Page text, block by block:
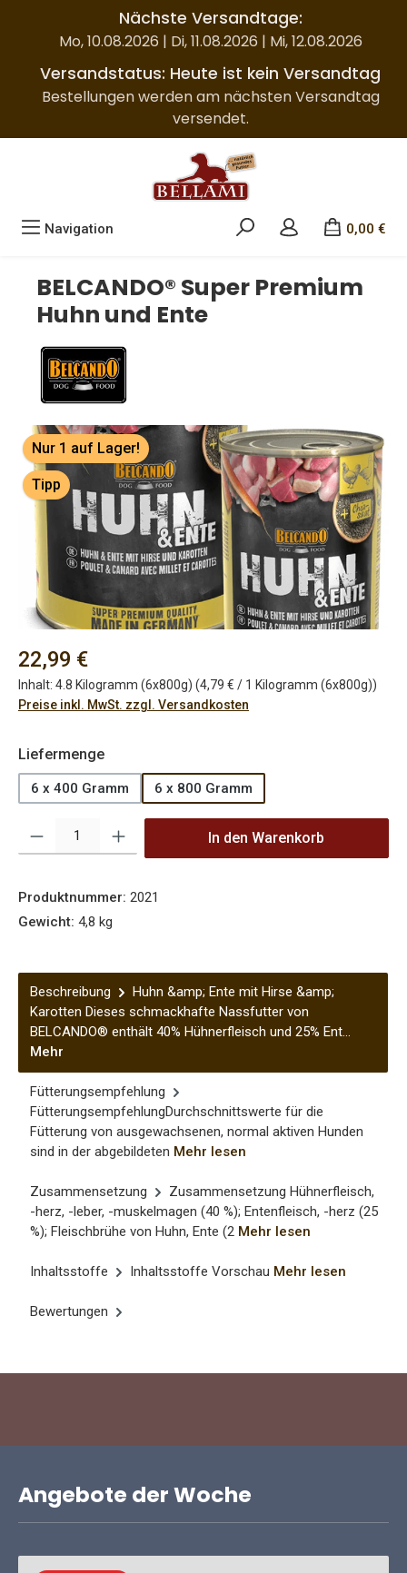
Zum Hauptinhalt springenNächste Versandtage:
Mo, 10.08.2026 | Di, 11.08.2026 | Mi, 12.08.2026
Versandstatus: Heute ist kein Versandtag
Bestellungen werden am nächsten Versandtag
versendet.
Navigation 0,00 €
BELCANDO® Super Premium
Huhn und Ente
Bildergalerie überspringen
Nur 1 auf Lager!
Tipp
Regulärer Preis:
22,99 €
Inhalt: 4.8 Kilogramm (6x800g) (4,79 € / 1 Kilogramm (6x800g))
Preise inkl. MwSt. zzgl. Versandkosten
Liefermengeauswählen
6 x 400 Gramm 6 x 800 Gramm
In den Warenkorb
Produktnummer: 2021
Gewicht: 4,8 kg
Beschreibung
Huhn &amp; Ente mit Hirse &amp;
Karotten Dieses schmackhafte Nassfutter von
BELCANDO® enthält 40% Hühnerfleisch und 25% Ent…
Mehr
Fütterungsempfehlung
FütterungsempfehlungDurchschnittswerte für die
Fütterung von ausgewachsenen, normal aktiven Hunden
sind in der abgebildeten Mehr lesen
Zusammensetzung
Zusammensetzung Hühnerfleisch,
-herz, -leber, -muskelmagen (40 %); Entenfleisch, -herz (25
%); Fleischbrühe von Huhn, Ente (2 Mehr lesen
Inhaltsstoffe Inhaltsstoffe Vorschau Mehr lesen
Bewertungen
Angebote der Woche